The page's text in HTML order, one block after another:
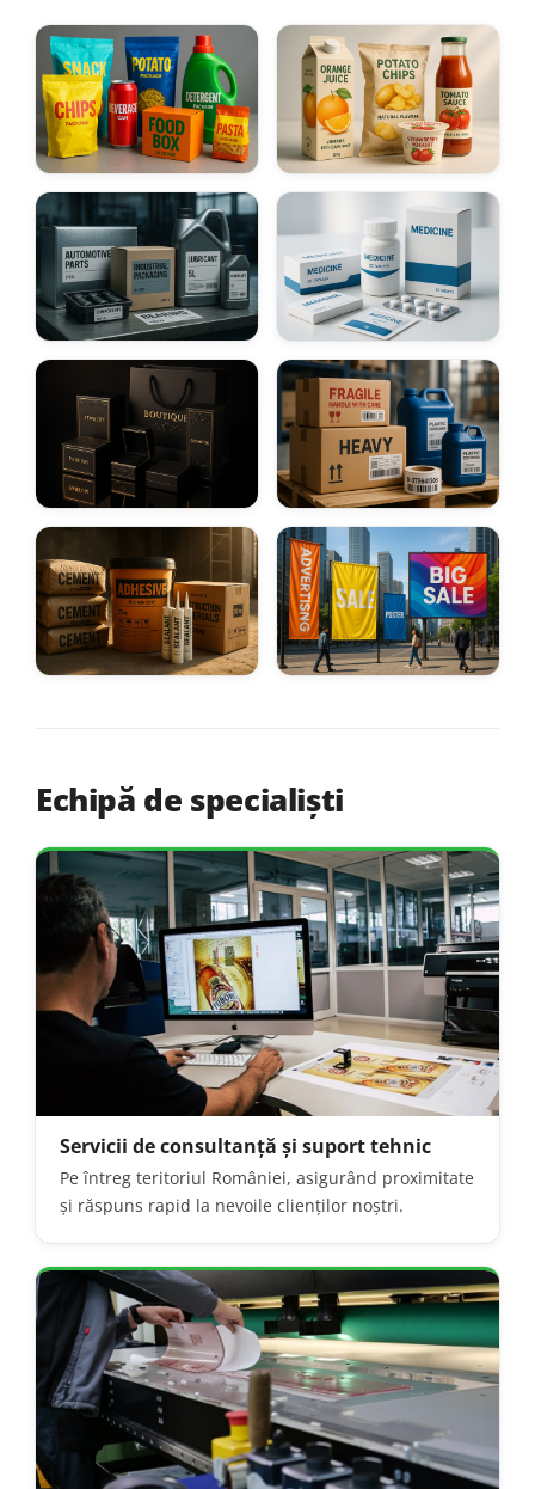
Retail & FMCG
Cerneluri pentru imprimarea
ambalajelor pentru produse
de larg consum
Food & Beverage
Cerneluri pentru ambalaje
alimentare certificate
Automotive
Ambalaje tehnice specializate
Pharma
Ambalaje pentru
medicamente
Fashion & Lifestyle
Ambalaje premium de lux
DIY & Logistică
Etichete și ambalaje
industriale
Echipă de specialiști
Servicii de consultanță și suport tehnic
Pe întreg teritoriul României, asigurând proximitate
și răspuns rapid la nevoile clienților noștri.